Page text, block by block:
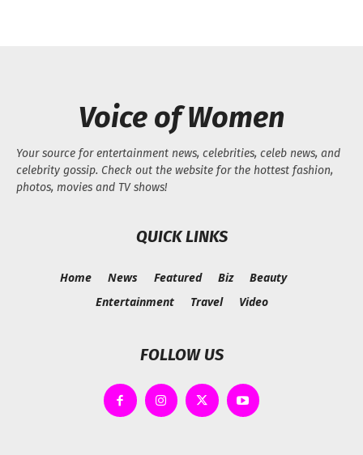
Voice of Women
Your source for entertainment news, celebrities, celeb news, and
celebrity gossip. Check out the website for the hottest fashion,
photos, movies and TV shows!
QUICK LINKS
Home News Featured Biz
Beauty
Entertainment
Travel Video
FOLLOW US